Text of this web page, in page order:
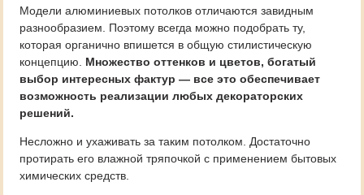
Модели алюминиевых потолков отличаются завидным
разнообразием. Поэтому всегда можно подобрать ту,
которая органично впишется в общую стилистическую
концепцию. Множество оттенков и цветов, богатый
выбор интересных фактур — все это обеспечивает
возможность реализации любых декораторских
решений.
Несложно и ухаживать за таким потолком. Достаточно
протирать его влажной тряпочкой с применением бытовых
химических средств.